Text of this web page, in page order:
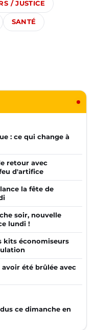
/ JUSTICE
SANTÉ
: ce qui change à
retour avec
d'artifice
la fête de
soir, nouvelle
lundi !
kits économiseurs
été brûlée avec
ce dimanche en